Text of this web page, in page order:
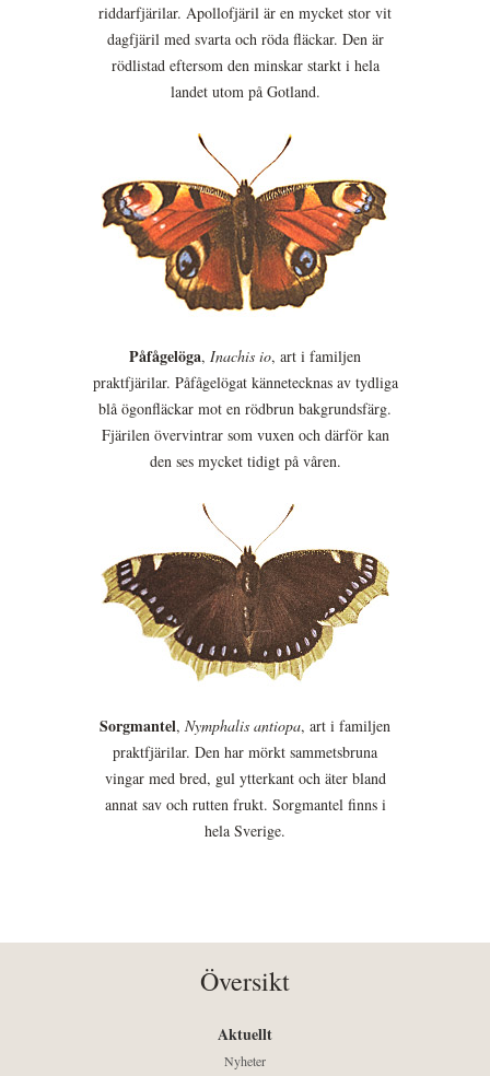
riddarfjärilar. Apollofjäril är en mycket stor vit
dagfjäril med svarta och röda fläckar. Den är
rödlistad eftersom den minskar starkt i hela
landet utom på Gotland.
Påfågelöga, Inachis io, art i familjen
praktfjärilar. Påfågelögat kännetecknas av tydliga
blå ögonfläckar mot en rödbrun bakgrundsfärg.
Fjärilen övervintrar som vuxen och därför kan
den ses mycket tidigt på våren.
Sorgmantel, Nymphalis antiopa, art i familjen
praktfjärilar. Den har mörkt sammetsbruna
vingar med bred, gul ytterkant och äter bland
annat sav och rutten frukt. Sorgmantel finns i
hela Sverige.
Översikt
Aktuellt
Nyheter